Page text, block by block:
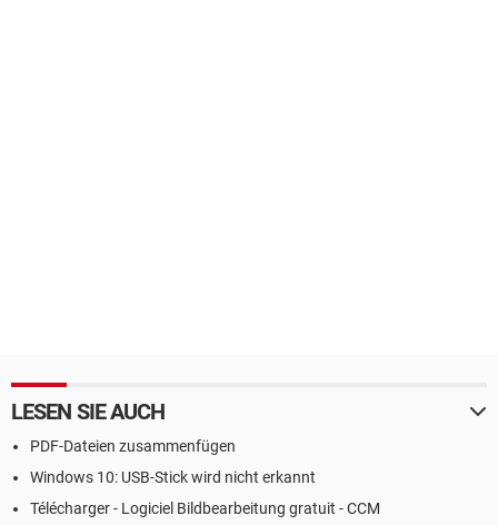
LESEN SIE AUCH
PDF-Dateien zusammenfügen
Windows 10: USB-Stick wird nicht erkannt
Télécharger - Logiciel Bildbearbeitung gratuit - CCM